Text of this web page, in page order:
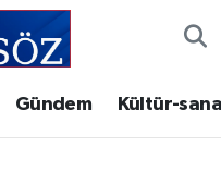
Gündem Kültür-